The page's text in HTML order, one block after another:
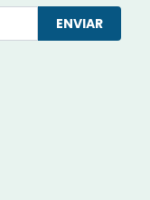
ENVIAR